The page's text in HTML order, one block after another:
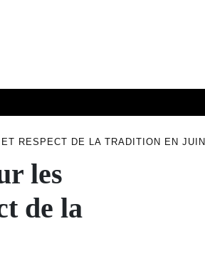
RESPECT DE LA TRADITION EN JUIN
les
de la